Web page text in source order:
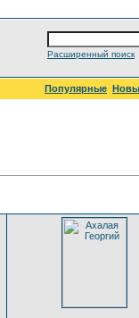
Расширенный поиск
Популярные